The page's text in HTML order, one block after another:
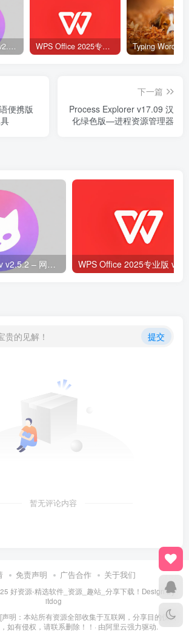
Clash Verge Rev v2.5.2 – 网络代理工具 WPS Office 2025专业版 v12.1.0.23542 v2 永久激活版
便携版
下一篇
Process Explorer v17.09 汉
化绿色版—进程资源管理器
Clash Verge Rev v2.5.2 – 网络代理工具
贵的见解！ 提交
暂无评论内容
免责声明 广告合作 关于我们
好资源-精选软件_资源_趣站_分享下载！Design By
itdog
明：本站所有资源全部收集于互联网，分享目的仅供
如有侵权，请联系删除！！· 由阿里云强力驱动.